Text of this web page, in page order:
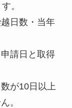
。
日数・当年
請日と取得
が10日以上
。